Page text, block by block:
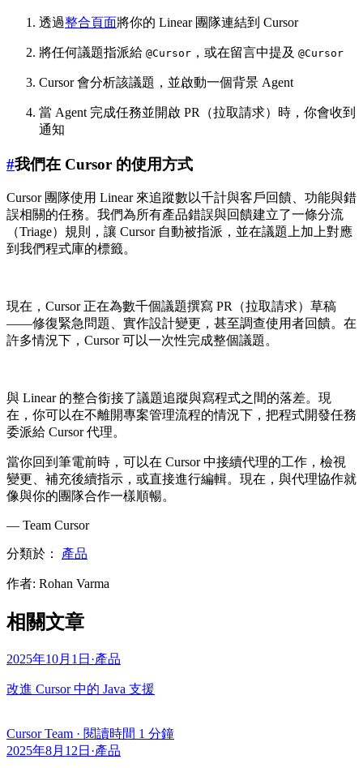
透過整合頁面將你的 Linear 團隊連結到 Cursor
將任何議題指派給 @Cursor ，或在留言中提及 @Cursor
Cursor 會分析該議題，並啟動一個背景 Agent
當 Agent 完成任務並開啟 PR（拉取請求）時，你會收到
通知
#我們在 Cursor 的使用方式
Cursor 團隊使用 Linear 來追蹤數以千計與客戶回饋、功能與錯
誤相關的任務。我們為所有產品錯誤與回饋建立了一條分流
（Triage）規則，讓 Cursor 自動被指派，並在議題上加上對應
到我們程式庫的標籤。
現在，Cursor 正在為數千個議題撰寫 PR（拉取請求）草稿
——修復緊急問題、實作設計變更，甚至調查使用者回饋。在
許多情況下，Cursor 可以一次性完成整個議題。
與 Linear 的整合銜接了議題追蹤與寫程式之間的落差。現
在，你可以在不離開專案管理流程的情況下，把程式開發任務
委派給 Cursor 代理。
當你回到筆電前時，可以在 Cursor 中接續代理的工作，檢視
變更、補充後續指示，或直接進行編輯。現在，與代理協作就
像與你的團隊合作一樣順暢。
— Team Cursor
分類於： 產品
作者: Rohan Varma
相關文章
2025年10月1日 ·產品
改進 Cursor 中的 Java 支援
Cursor Team · 閱讀時間 1 分鐘
2025年8月12日 ·產品